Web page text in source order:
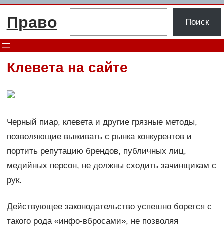
Перейти
Право Поиск
Клевета на сайте
Черный пиар, клевета и другие грязные методы,
позволяющие выживать с рынка конкурентов и
портить репутацию брендов, публичных лиц,
медийных персон, не должны сходить зачинщикам с
рук.
Действующее законодательство успешно борется с
такого рода «инфо-вбросами», не позволяя